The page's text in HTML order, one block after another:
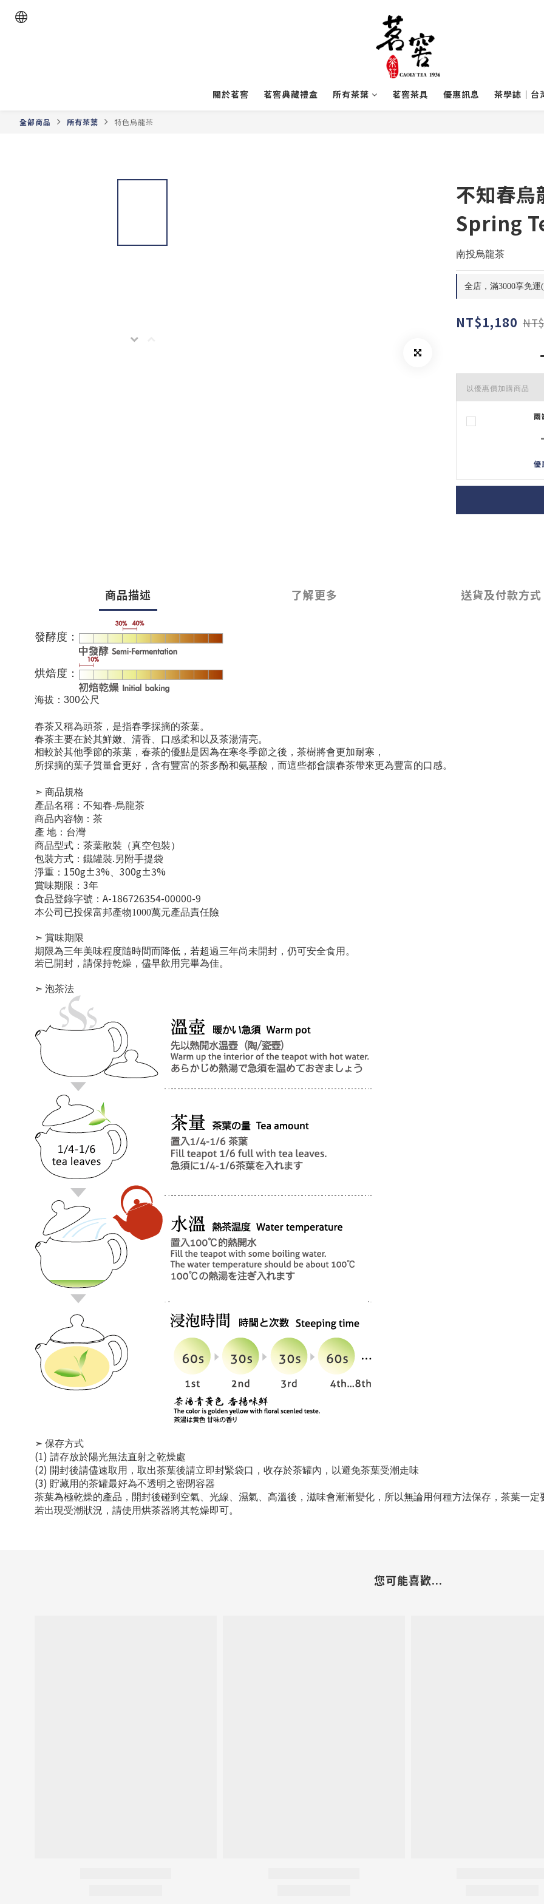
關於茗窖 茗窖典藏禮盒 所有茶葉 茗窖茶具 優惠訊息 茶學誌｜台
全部商品 所有茶葉 特色烏龍茶
不知春
Spring
南投烏龍茶
全店，滿3000享免運
NT$1,180
以優惠價加購商品
兩
商品描述 了解更多 送貨及付款方式
發酵度：
烘焙度：
海拔 ：300公尺
春茶又稱為頭茶，是指春季採摘的茶葉。
春茶主要在於其鮮嫩、清香、口感柔和以及茶湯清亮。
相較於其他季節的茶葉，春茶的優點是因為在寒冬季節之後，茶樹將會更加耐寒，
所採摘的葉子質量會更好，含有豐富的茶多酚和氨基酸，而這些都會讓春茶帶來更為豐富的口感。
➣ 商品規格
產品名稱：不知春-烏龍茶
商品內容物：茶
產 地：台灣
商品型式：茶葉散裝（真空包裝）
包裝方式：鐵罐裝.另附手提袋
淨重： 150g±3% 300g±3%
賞味期限： 3年
食品登錄字號： A-186726354-00000-9
本公司已投保富邦產物1000萬元產品責任險
➣ 賞味期限
期限為三年美味程度隨時間而降低，若超過三年尚未開封，仍可安全食用。
若已開封，請保持乾燥，儘早飲用完畢為佳。
➣ 泡茶法
➣ 保存方式
(1) 請存放於陽光無法直射之乾燥處
(2) 開封後請儘速取用，取出茶葉後請立即封緊袋口，收存於茶罐內，以避免茶葉受潮走味
(3) 貯藏用的茶罐最好為不透明之密閉容器
茶葉為極乾燥的產品，開封後碰到空氣、光線、濕氣、高溫後，滋味會漸漸變化，所以無論用何種方法保存，茶葉一定
若出現受潮狀況，請使用烘茶器將其乾燥即可。
您可能喜歡...